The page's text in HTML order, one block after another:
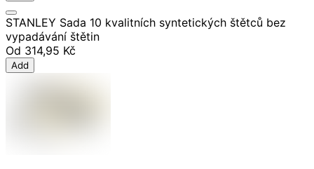
STANLEY Sada 10 kvalitních syntetických štětců bez
vypadávání štětin
Od 314,95 Kč
Add